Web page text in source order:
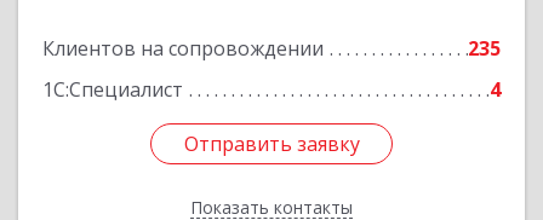
Клиентов на сопровождении
235
1С:Специалист
4
Отправить заявку
Показать контакты
Отправить заявку
Назад